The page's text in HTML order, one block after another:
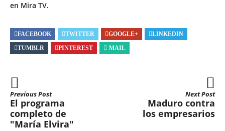
en Mira TV.
FACEBOOK TWITTER GOOGLE+
LINKEDIN
TUMBLR
PINTEREST MAIL
Previous Post
El programa
completo de
"María Elvira"
Next Post
Maduro contra
los empresarios